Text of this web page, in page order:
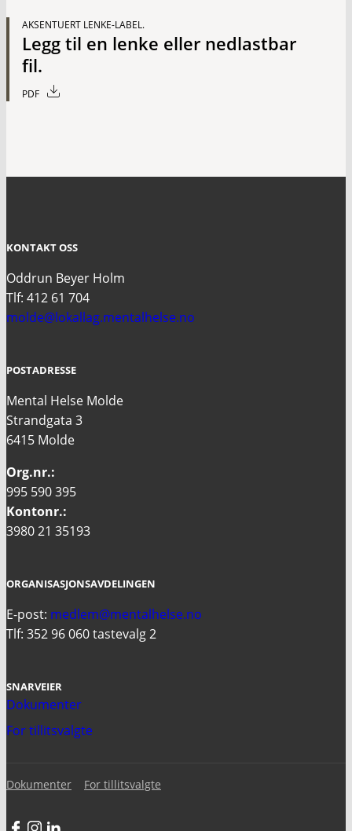
AKSENTUERT LENKE-LABEL.
Legg til en lenke eller nedlastbar
fil.
PDF
KONTAKT OSS
Oddrun Beyer Holm
Tlf: 412 61 704
molde@lokallag.mentalhelse.no
POSTADRESSE
Mental Helse Molde
Strandgata 3
6415 Molde
Org.nr.:
995 590 395
Kontonr.:
3980 21 35193
ORGANISASJONSAVDELINGEN
E-post: medlem@mentalhelse.no
Tlf: 352 96 060 tastevalg 2
SNARVEIER
Dokumenter
For tillitsvalgte
Dokumenter For tillitsvalgte